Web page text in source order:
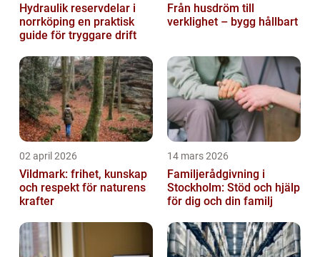
Hydraulik reservdelar i
norrköping en praktisk
guide för tryggare drift
Från husdröm till
verklighet – bygg hållbart
02 april 2026
Vildmark: frihet, kunskap
och respekt för naturens
krafter
14 mars 2026
Familjerådgivning i
Stockholm: Stöd och hjälp
för dig och din familj